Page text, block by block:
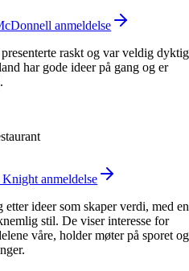
anmeldelse
raskt og var veldig
har gode ideer på gang og er
anmeldelse
etter ideer som skaper verdi, med en
stil. De viser interesse for
våre, holder møter på sporet og